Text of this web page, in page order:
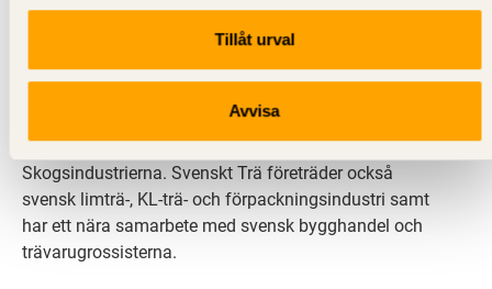
Tillåt urval
Avvisa
träbyggande för att främja ett hållbart samhälle och
en livskraftig sågverksnäring. Det gör vi genom att
inspirera, utbilda och driva teknisk utveckling.
Svenskt Trä representerar svensk sågverksindustri
och är en del av branschorganisationen
Skogsindustrierna. Svenskt Trä företräder också
svensk limträ-, KL-trä- och förpackningsindustri samt
har ett nära samarbete med svensk bygghandel och
trävarugrossisterna.